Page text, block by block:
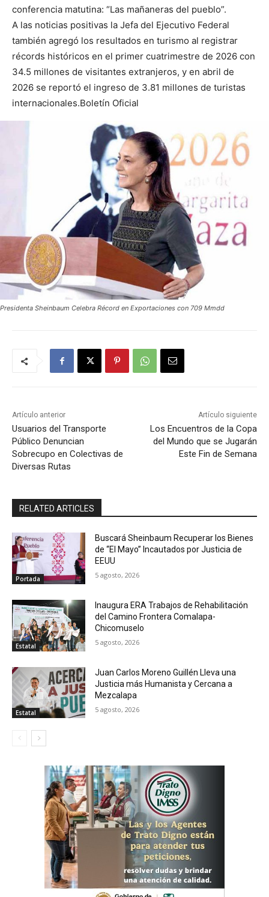
conferencia matutina: “Las mañaneras del pueblo”.
A las noticias positivas la Jefa del Ejecutivo Federal
también agregó los resultados en turismo al registrar
récords históricos en el primer cuatrimestre de 2026 con
34.5 millones de visitantes extranjeros, y en abril de
2026 se reportó el ingreso de 3.81 millones de turistas
internacionales.Boletín Oficial
Presidenta Sheinbaum Celebra Récord en Exportaciones con 709 Mmdd
Artículo anterior
Usuarios del Transporte
Público Denuncian
Sobrecupo en Colectivas de
Diversas Rutas
Artículo siguiente
Los Encuentros de la Copa
del Mundo que se Jugarán
Este Fin de Semana
RELATED ARTICLES
Portada
Buscará Sheinbaum Recuperar los Bienes
de “El Mayo” Incautados por Justicia de
EEUU
5 agosto, 2026
Estatal
Inaugura ERA Trabajos de Rehabilitación
del Camino Frontera Comalapa-
Chicomuselo
5 agosto, 2026
Estatal
Juan Carlos Moreno Guillén Lleva una
Justicia más Humanista y Cercana a
Mezcalapa
5 agosto, 2026